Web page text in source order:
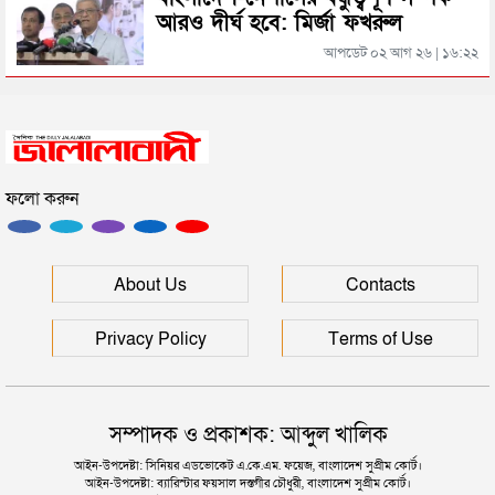
সিলেটের জোড়া ব্রিজের পাশ থেকে আটক ফরহাদ- বাদশা
প্রধানমন্ত্রী
সিলেটে আরও দুইজনের মৃত্যু, হাসপাতালে ৩ শতাধিক
আরও দীর্ঘ হবে: মির্জা ফখরুল
আপডেট ০২ আগ ২৬ | ১৬:২২
ফলো করুন
About Us Contacts
Privacy Policy Terms of Use
সম্পাদক ও প্রকাশক: আব্দুল খালিক
আইন-উপদেষ্টা: সিনিয়র এডভোকেট এ.কে.এম. ফয়েজ, বাংলাদেশ সুপ্রীম কোর্ট।
আইন-উপদেষ্টা: ব্যারিস্টার ফয়সাল দস্তগীর চৌধুরী, বাংলাদেশ সুপ্রীম কোর্ট।